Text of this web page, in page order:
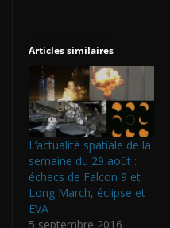
Articles similaires
L’actualité spatiale de la
semaine du 29 août :
échecs de Falcon 9 et
Long March, éclipse et
EVA
5 septembre 2016